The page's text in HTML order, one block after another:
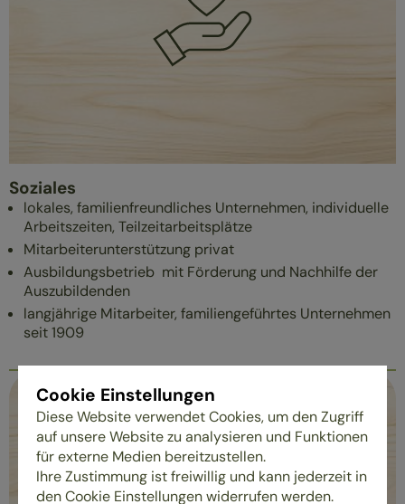
Soziales
lokales, familienfreundliches Unternehmen, individuelle
Arbeitszeiten, Teilzeitarbeitsplätze
Mitarbeiterunterstützung privat
Ausbildungsbetrieb mit Förderung und Nachhilfe der
Auszubildenden
langjährige Mitarbeiter, familiengeführtes Unternehmen
seit 1909
Cookie Einstellungen
Diese Website verwendet Cookies, um den Zugriff
auf unsere Website zu analysieren und Funktionen
für externe Medien bereitzustellen.
Ihre Zustimmung ist freiwillig und kann jederzeit in
den Cookie Einstellungen widerrufen werden.